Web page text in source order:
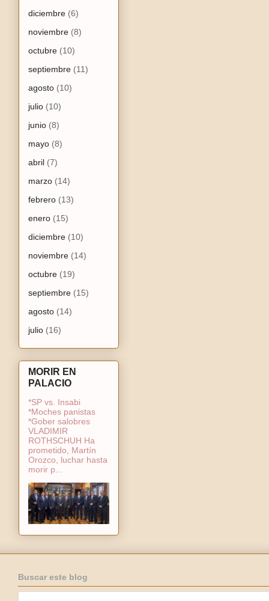
diciembre (6)
noviembre (8)
octubre (10)
septiembre (11)
agosto (10)
julio (10)
junio (8)
mayo (8)
abril (7)
marzo (14)
febrero (13)
enero (15)
diciembre (10)
noviembre (14)
octubre (19)
septiembre (15)
agosto (14)
julio (16)
MORIR EN
PALACIO
*SP vs. Insabi
*Moches panistas
*Gober salobres
VLADIMIR
ROTHSCHUH Ha
prometido, Martín
Orozco, luchar hasta
morir p...
Buscar este blog